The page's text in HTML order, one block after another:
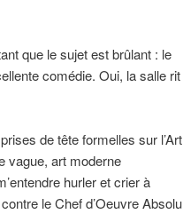
que le sujet est brûlant : le
comédie. Oui, la salle rit
de tête formelles sur l’Art
vague, art moderne
hurler et crier à
le Chef d’Oeuvre Absolu